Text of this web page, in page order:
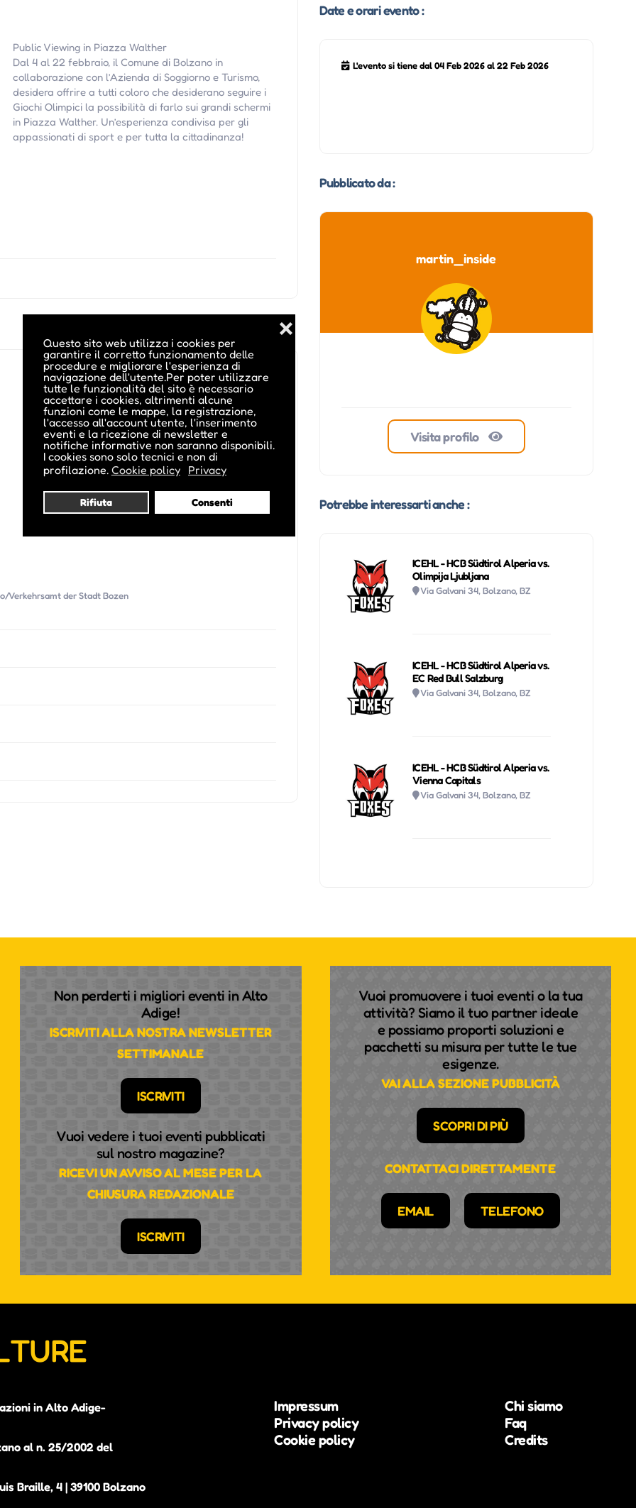
Questo sito web utilizza i cookies per
garantire il corretto funzionamento delle
procedure e migliorare l'esperienza di
navigazione dell'utente.Per poter utilizzare
tutte le funzionalità del sito è necessario
accettare i cookies, altrimenti alcune
funzioni come le mappe, la registrazione,
l'accesso all'account utente, l'inserimento
eventi e la ricezione di newsletter e
notifiche informative non saranno disponibili.
I cookies sono solo tecnici e non di
profilazione. Cookie policy Privacy
Rifiuta Consenti
❌
Public Viewing in Piazza Walther
Dal 4 al 22 febbraio, il Comune di Bolzano in
collaborazione con l’Azienda di Soggiorno e Turismo,
desidera offrire a tutti coloro che desiderano seguire i
Giochi Olimpici la possibilità di farlo sui grandi schermi
in Piazza Walther. Un’esperienza condivisa per gli
appassionati di sport e per tutta la cittadinanza!
Verkehrsamt der Stadt Bozen
Date e orari evento :
L'evento si tiene dal 04 Feb 2026 al 22 Feb 2026
Pubblicato da :
martin_inside
Visita profilo
Potrebbe interessarti anche :
ICEHL - HCB Südtirol Alperia vs.
Olimpija Ljubljana
Via Galvani 34, Bolzano, BZ
ICEHL - HCB Südtirol Alperia vs.
EC Red Bull Salzburg
Via Galvani 34, Bolzano, BZ
ICEHL - HCB Südtirol Alperia vs.
Vienna Capitals
Via Galvani 34, Bolzano, BZ
Non perderti i migliori eventi in Alto
Adige!
ISCRIVITI ALLA NOSTRA NEWSLETTER
SETTIMANALE
ISCRIVITI
Vuoi vedere i tuoi eventi pubblicati
sul nostro magazine?
RICEVI UN AVVISO AL MESE PER LA
CHIUSURA REDAZIONALE
ISCRIVITI
Vuoi promuovere i tuoi eventi o la tua
attività? Siamo il tuo partner ideale
e possiamo proporti soluzioni e
pacchetti su misura per tutte le tue
esigenze.
VAI ALLA SEZIONE PUBBLICITÀ
SCOPRI DI PIÙ
CONTATTACI DIRETTAMENTE
EMAIL TELEFONO
in Alto Adige-
al n. 25/2002 del
Braille, 4 | 39100 Bolzano
Impressum
Privacy policy
Cookie policy
Chi siamo
Faq
Credits